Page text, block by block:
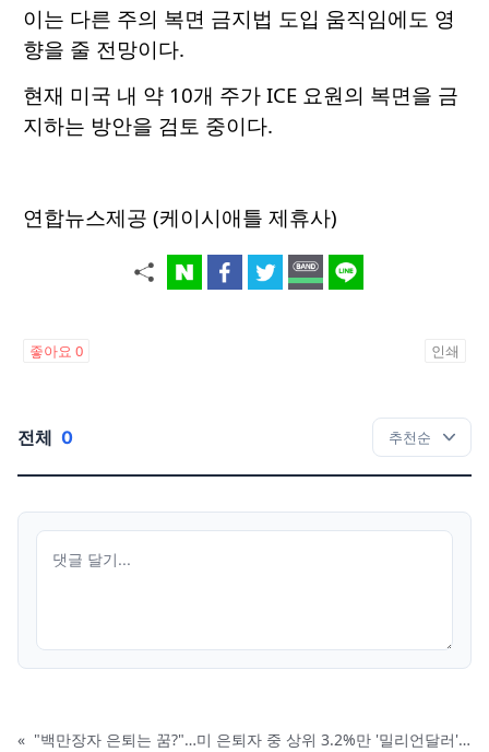
이는 다른 주의 복면 금지법 도입 움직임에도 영
향을 줄 전망이다.
현재 미국 내 약 10개 주가 ICE 요원의 복면을 금
지하는 방안을 검토 중이다.
연합뉴스제공 (케이시애틀 제휴사)
좋아요 0 인쇄
전체 0
«
"백만장자 은퇴는 꿈?"…미 은퇴자 중 상위 3.2%만 '밀리언달러' 달성